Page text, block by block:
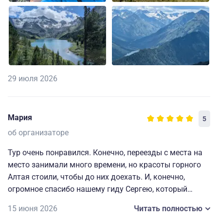
которые открываются с вершины Кара-Тюрека.
Отдельное спасибо хочется сказать гиду Владимиру.
Он прекрасный и гид и человек, с которым не страшно
идти в гору даже в непогоду. Отлично оценивает
безопасности и наиболее благоприятного маршрута
завтрак, обед и ужин, руки у него золотые, как и
сердце.
29 июля 2026
Мария 5
об организаторе
Тур очень понравился. Конечно, переезды с места на
место занимали много времени, но красоты горного
Алтая стоили, чтобы до них доехать. И, конечно,
огромное спасибо нашему гиду Сергею, который
максимально комфортным. Мы увидели больше, чем
15 июня 2026 Читать полностью